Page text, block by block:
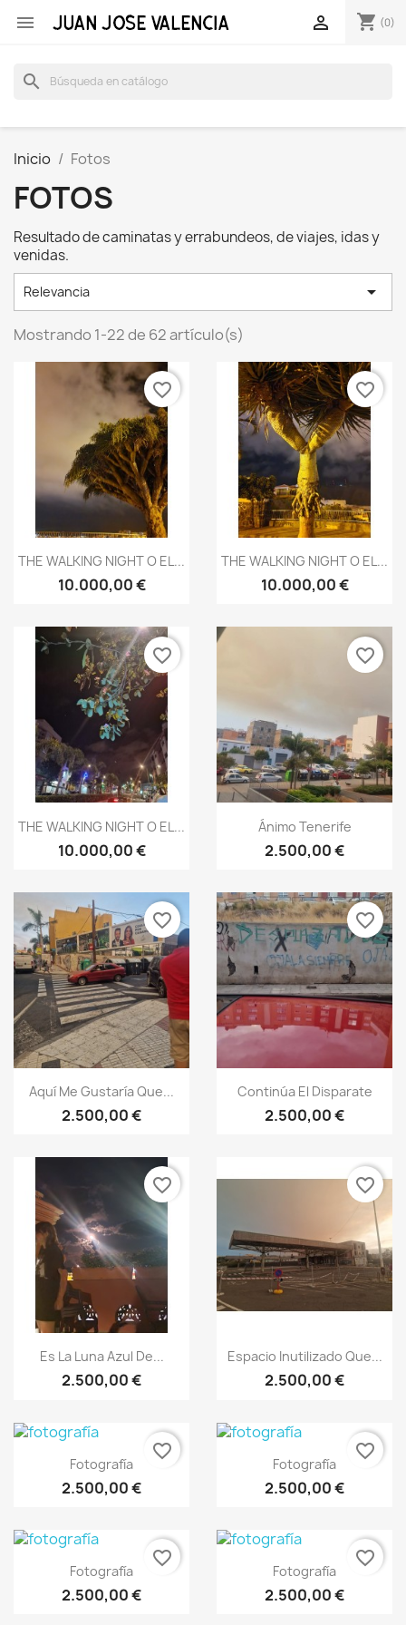
 shopping_cart (0)

search
Inicio Fotos
FOTOS
Resultado de caminatas y errabundeos, de viajes, idas y
venidas.
Relevancia 
Mostrando 1-22 de 62 artículo(s)
THE WALKING NIGHT O EL...
10.000,00 €
favorite_border
THE WALKING NIGHT O EL...
10.000,00 €
favorite_border
THE WALKING NIGHT O EL...
10.000,00 €
favorite_border
Ánimo Tenerife
2.500,00 €
favorite_border
Aquí Me Gustaría Que...
2.500,00 €
favorite_border
Continúa El Disparate
2.500,00 €
favorite_border
Es La Luna Azul De...
2.500,00 €
favorite_border
Espacio Inutilizado Que...
2.500,00 €
favorite_border
Fotografía
2.500,00 €
favorite_border
Fotografía
2.500,00 €
favorite_border
Fotografía
2.500,00 €
favorite_border
Fotografía
2.500,00 €
favorite_border